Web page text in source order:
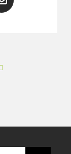
Courriel